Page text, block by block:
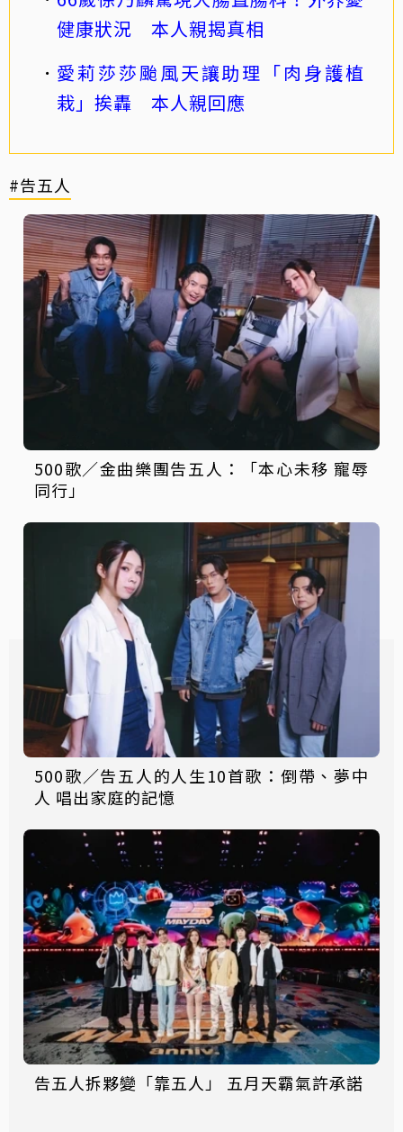
健康狀況 本人親揭真相
愛莉莎莎颱風天讓助理「肉身護植
栽」挨轟 本人親回應
#告五人
500歌／金曲樂團告五人：「本心未移 寵辱
同行」
500歌／告五人的人生10首歌：倒帶、夢中
人 唱出家庭的記憶
告五人拆夥變「靠五人」 五月天霸氣許承諾